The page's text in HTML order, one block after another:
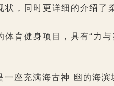
，同时更详细的介绍了
育健身项目，具有“力与
一座充满海古神 幽的海